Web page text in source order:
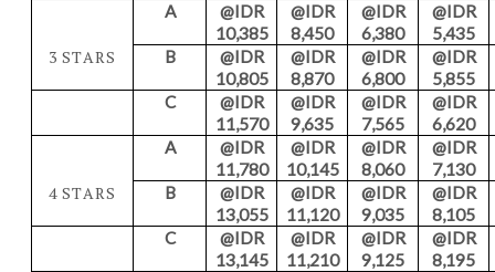
A
@IDR
10,385
@IDR
8,450
@IDR
6,380
@IDR
5,435
3 STARS B
@IDR
10,805
@IDR
8,870
@IDR
6,800
@IDR
5,855
C
@IDR
11,570
@IDR
9,635
@IDR
7,565
@IDR
6,620
A
@IDR
11,780
@IDR
10,145
@IDR
8,060
@IDR
7,130
4 STARS B
@IDR
13,055
@IDR
11,120
@IDR
9,035
@IDR
8,105
C
@IDR
13,145
@IDR
11,210
@IDR
9,125
@IDR
8,195